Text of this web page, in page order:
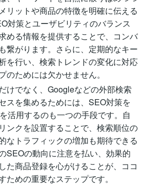
リットや商品の特徴を明確に伝える
対策とユーザビリティのバランス
める情報を提供することで、コンバ
繋がります。さらに、定期的なキー
を行い、検索トレンドの変化に対応
のためには欠かせません。
けでなく、Googleなどの外部検索
スを集めるためには、SEO対策を
活用するのも一つの手段です。自
ンクを設置することで、検索順位の
なトラフィックの増加も期待できる
SEOの動向に注意を払い、効果的
た商品登録を心がけることが、ココ
ための重要なステップです。